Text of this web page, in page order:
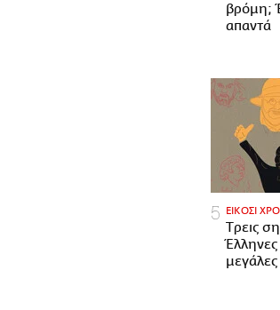
βρόμη;
απαντά
ΕΙΚΟΣΙ
Tρεις
Έλληνες